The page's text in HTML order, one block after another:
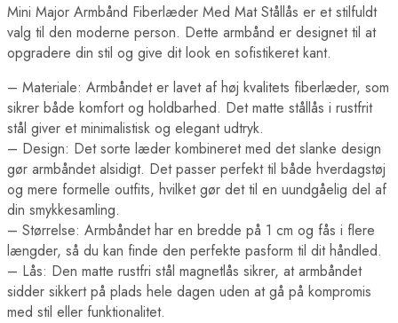
Mini Major Armbånd Fiberlæder Med Mat Stållås er et stilfuldt
valg til den moderne person. Dette armbånd er designet til at
opgradere din stil og give dit look en sofistikeret kant.
– Materiale: Armbåndet er lavet af høj kvalitets fiberlæder, som
sikrer både komfort og holdbarhed. Det matte stållås i rustfrit
stål giver et minimalistisk og elegant udtryk.
– Design: Det sorte læder kombineret med det slanke design
gør armbåndet alsidigt. Det passer perfekt til både hverdagstøj
og mere formelle outfits, hvilket gør det til en uundgåelig del af
din smykkesamling.
– Størrelse: Armbåndet har en bredde på 1 cm og fås i flere
længder, så du kan finde den perfekte pasform til dit håndled.
– Lås: Den matte rustfri stål magnetlås sikrer, at armbåndet
sidder sikkert på plads hele dagen uden at gå på kompromis
med stil eller funktionalitet.